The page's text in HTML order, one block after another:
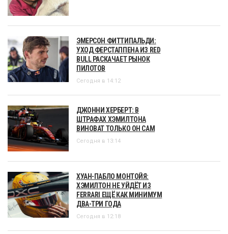
ЭМЕРСОН ФИТТИПАЛЬДИ:
УХОД ФЕРСТАППЕНА ИЗ RED
BULL РАСКАЧАЕТ РЫНОК
ПИЛОТОВ
Сегодня в 14:12
ДЖОННИ ХЕРБЕРТ: В
ШТРАФАХ ХЭМИЛТОНА
ВИНОВАТ ТОЛЬКО ОН САМ
Сегодня в 13:14
ХУАН-ПАБЛО МОНТОЙЯ:
ХЭМИЛТОН НЕ УЙДЁТ ИЗ
FERRARI ЕЩЁ КАК МИНИМУМ
ДВА-ТРИ ГОДА
Сегодня в 12:18